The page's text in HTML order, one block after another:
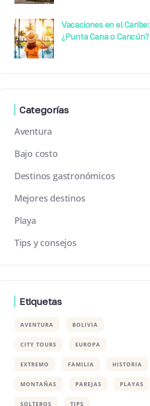
Vacaciones en el Caribe:
¿Punta Cana o Cancún?
Categorías
Aventura
Bajo costo
Destinos gastronómicos
Mejores destinos
Playa
Tips y consejos
Etiquetas
AVENTURA BOLIVIA
CITY TOURS EUROPA
EXTREMO FAMILIA HISTORIA
MONTAÑAS PAREJAS PLAYAS
SOLTEROS TIPS